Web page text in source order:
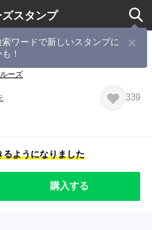
スタンプ
索ワードで新しいスタンプに
！プ
ーズ
339
ようになりました
購入する